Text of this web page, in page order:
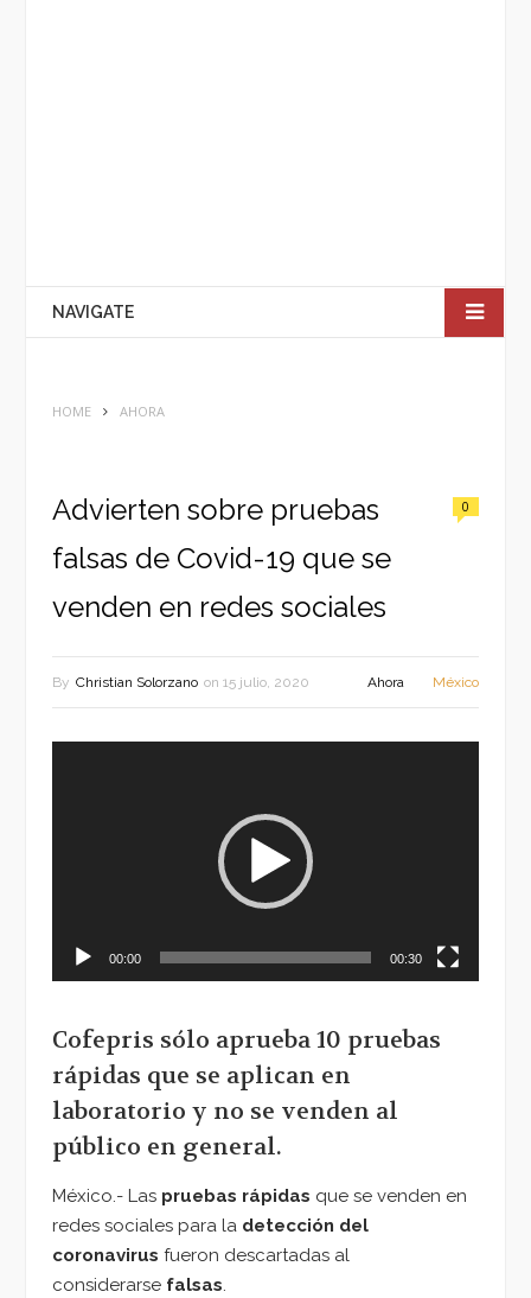
NAVIGATE
HOME AHORA
Advierten sobre pruebas
falsas de Covid-19 que se
venden en redes sociales
0
By Christian Solorzano on 15 julio, 2020 Ahora México
00:00 00:30
Cofepris sólo aprueba 10 pruebas
rápidas que se aplican en
laboratorio y no se venden al
público en general.
México.- Las pruebas rápidas que se venden en
redes sociales para la detección del
coronavirus fueron descartadas al
considerarse falsas.